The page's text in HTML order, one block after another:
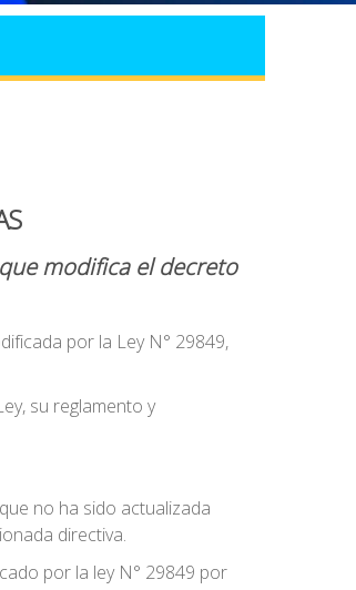
modifica el decreto
por la Ley N° 29849,
su reglamento y
no ha sido actualizada
directiva.
por la ley N° 29849 por